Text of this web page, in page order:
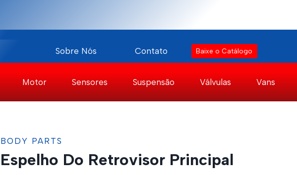
Sobre Nós Contato Baixe o Catálogo
Motor Sensores Suspensão Válvulas Vans
BODY PARTS
Espelho Do Retrovisor Principal